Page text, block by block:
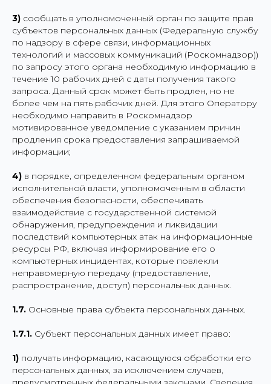
3) сообщать в уполномоченный орган по защите прав
субъектов персональных данных (Федеральную службу
по надзору в сфере связи, информационных
технологий и массовых коммуникаций (Роскомнадзор))
по запросу этого органа необходимую информацию в
течение 10 рабочих дней с даты получения такого
запроса. Данный срок может быть продлен, но не
более чем на пять рабочих дней. Для этого Оператору
необходимо направить в Роскомнадзор
мотивированное уведомление с указанием причин
продления срока предоставления запрашиваемой
информации;
4) в порядке, определенном федеральным органом
исполнительной власти, уполномоченным в области
обеспечения безопасности, обеспечивать
взаимодействие с государственной системой
обнаружения, предупреждения и ликвидации
последствий компьютерных атак на информационные
ресурсы РФ, включая информирование его о
компьютерных инцидентах, которые повлекли
неправомерную передачу (предоставление,
распространение, доступ) персональных данных.
1.7. Основные права субъекта персональных данных.
1.7.1. Субъект персональных данных имеет право:
1) получать информацию, касающуюся обработки его
персональных данных, за исключением случаев,